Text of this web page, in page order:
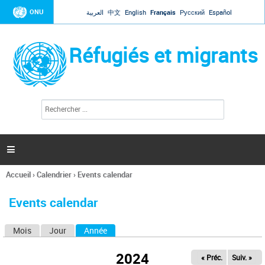
Jump to navigation
ONU العربية 中文 English Français Русский Español
Réfugiés et migrants
l
c
h
e

Vous
ici
Accueil›Calendrier› Events calendar
Events calendar
Mois Jour Année
2024 « Préc. Suiv. »